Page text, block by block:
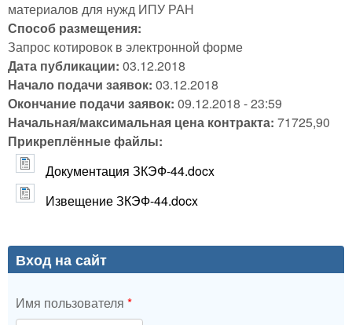
материалов для нужд ИПУ РАН
Способ размещения:
Запрос котировок в электронной форме
Дата публикации: 03.12.2018
Начало подачи заявок: 03.12.2018
Окончание подачи заявок: 09.12.2018 - 23:59
Начальная/максимальная цена контракта: 71725,90
Прикреплённые файлы:
Документация ЗКЭФ-44.docx
Извещение ЗКЭФ-44.docx
Вход на сайт
Имя пользователя *